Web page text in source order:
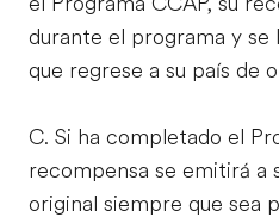
durante el programa y se
que regrese a su país de
C. Si ha completado el
recompensa se emitirá a
original siempre que sea